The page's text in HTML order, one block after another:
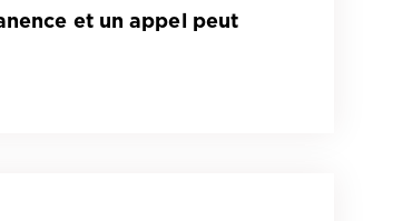
et un appel peut